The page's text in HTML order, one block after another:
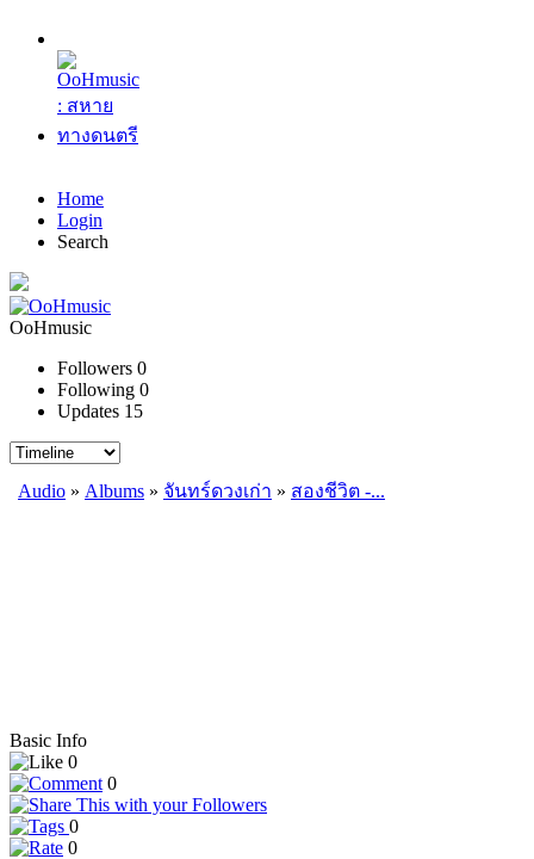
Home
Login
Search
OoHmusic
Followers 0
Following 0
Updates 15
Audio » Albums » จันทร์ดวงเก่า » สองชีวิต -...
Basic Info
0
0
0
0